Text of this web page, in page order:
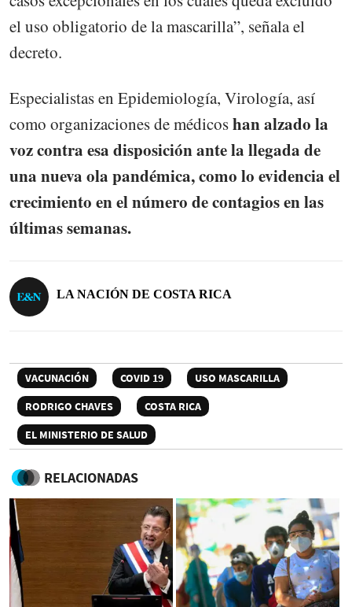
el uso obligatorio de la mascarilla”, señala el
decreto.
Especialistas en Epidemiología, Virología, así
como organizaciones de médicoshan alzado la
voz contra esa disposición ante la llegada de
una nueva ola pandémica, como lo evidencia el
crecimiento en el número de contagios en las
últimas semanas.
LA NACIÓN DE COSTA RICA
VACUNACIÓN COVID 19
USO MASCARILLA
RODRIGO CHAVES
COSTA RICA
EL MINISTERIO DE SALUD
RELACIONADAS